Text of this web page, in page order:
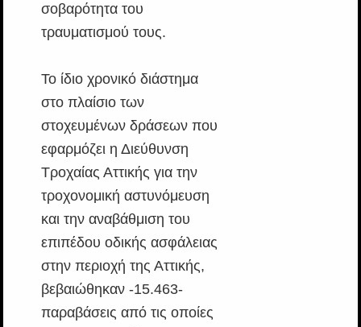
σοβαρότητα του
τραυματισμού τους.
Το ίδιο χρονικό διάστημα
στο πλαίσιο των
στοχευμένων δράσεων που
εφαρμόζει η Διεύθυνση
Τροχαίας Αττικής για την
τροχονομική αστυνόμευση
και την αναβάθμιση του
επιπέδου οδικής ασφάλειας
στην περιοχή της Αττικής,
βεβαιώθηκαν -15.463-
παραβάσεις από τις οποίες